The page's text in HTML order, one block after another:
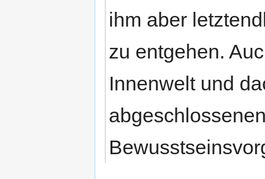
ihm aber
zu entgehen.
Innenwelt und